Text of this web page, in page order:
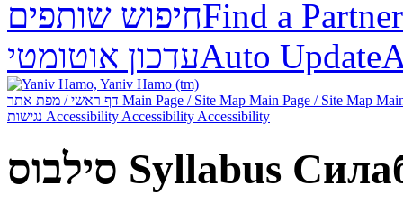
חיפוש שותפיםFind a Partner
עדכון אוטומטיAuto Update
Main Page / Site Map Main Page / Site Map
Accessibility Accessibility Accessibility
סילבוס Syllabus